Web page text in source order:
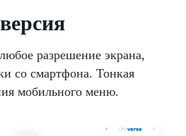
разрешение экрана,
со смартфона. Тонкая
мобильного меню.